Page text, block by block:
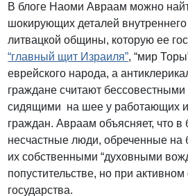
В блоге Наоми Авраам можно
шокирующих деталей внутреннего
литвацкой общины, которую ее
“главный щит Израиля”, “мир
еврейского народа, а
граждане считают бессовестными
сидящими на шее у работающих
граждан. Авраам объясняет, что в
несчастные люди, обреченные на
их собственными “духовными
попустительстве, но при активном
государства.